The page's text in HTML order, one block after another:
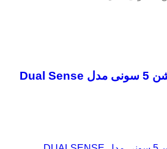
دسته بازی پلی استیشن 5 سونی مدل Dual Sense